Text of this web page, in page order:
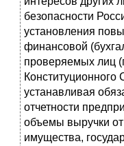
безопасности
установления
финансовой
проверяемых лиц
устанавливая
отчетности
объемы выручки
имущества,